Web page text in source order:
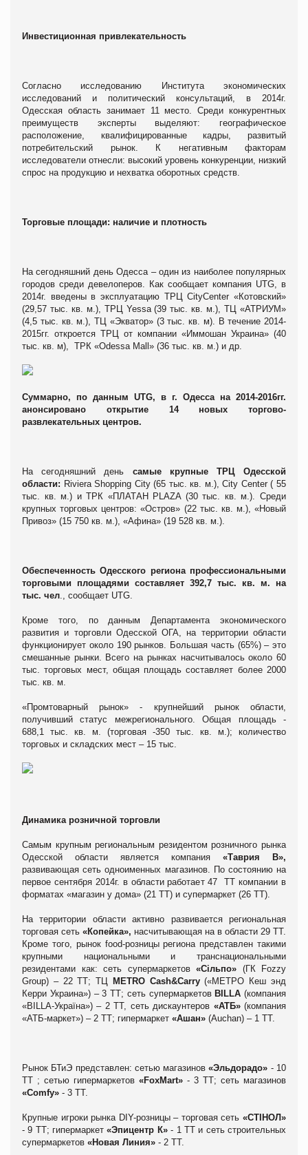
Инвестиционная привлекательность
Согласно исследованию Института экономических
исследований и политический консультаций, в 2014г.
Одесская область занимает 11 место. Среди конкурентных
преимуществ эксперты выделяют: географическое
расположение, квалифицированные кадры, развитый
потребительский рынок. К негативным факторам
исследователи отнесли: высокий уровень конкуренции, низкий
спрос на продукцию и нехватка оборотных средств.
Торговые площади: наличие и плотность
На сегодняшний день Одесса – один из наиболее популярных
городов среди девелоперов. Как сообщает компания UTG, в
2014г. введены в эксплуатацию ТРЦ CityCenter «Котовский»
(29,57 тыс. кв. м.), ТРЦ Yessa (39 тыс. кв. м.), ТЦ «АТРИУМ»
(4,5 тыс. кв. м.), ТЦ «Экватор» (3 тыс. кв. м). В течение 2014-
2015гг. откроется ТРЦ от компании «Иммошан Украина» (40
тыс. кв. м), ТРК «Odessa Mall» (36 тыс. кв. м.) и др.
Суммарно, по данным UTG, в г. Одесса на 2014-2016гг.
анонсировано открытие 14 новых торгово-
развлекательных центров.
На сегодняшний день самые крупные ТРЦ Одесской
области: Riviera Shopping City (65 тыс. кв. м.), City Center ( 55
тыс. кв. м.) и ТРК «ПЛАТАН PLAZA (30 тыс. кв. м.). Среди
крупных торговых центров: «Остров» (22 тыс. кв. м.), «Новый
Привоз» (15 750 кв. м.), «Афина» (19 528 кв. м.).
Обеспеченность Одесского региона профессиональными
торговыми площадями составляет 392,7 тыс. кв. м. на
тыс. чел ., сообщает UTG.
Кроме того, по данным Департамента экономического
развития и торговли Одесской ОГА, на территории области
функционирует около 190 рынков. Большая часть (65%) – это
смешанные рынки. Всего на рынках насчитывалось около 60
тыс. торговых мест, общая площадь составляет более 2000
тыс. кв. м.
«Промтоварный рынок» - крупнейший рынок области,
получивший статус межрегионального. Общая площадь -
688,1 тыс. кв. м. (торговая -350 тыс. кв. м.); количество
торговых и складских мест – 15 тыс.
Динамика розничной торговли
Самым крупным региональным резидентом розничного рынка
Одесской области является компания «Таврия В»,
развивающая сеть одноименных магазинов. По состоянию на
первое сентября 2014г. в области работает 47 ТТ компании в
форматах «магазин у дома» (21 ТТ) и супермаркет (26 ТТ).
На территории области активно развивается региональная
торговая сеть «Копейка», насчитывающая на в области 29 ТТ.
Кроме того, рынок food-розницы региона представлен такими
крупными национальными и транснациональными
резидентами как: сеть супермаркетов «Сільпо» (ГК Fozzy
Group) – 22 ТТ; ТЦ METRO Cash&Carry(«МЕТРО Кеш энд
Керри Украина») – 3 ТТ; сеть супермаркетовBILLA (компания
«BILLA-Україна») – 2 ТТ, сеть дискаунтеров «АТБ»(компания
«АТБ-маркет») – 2 ТТ; гипермаркет «Ашан» (Auchan) – 1 ТТ.
Рынок БТиЭ представлен: сетью магазинов«Эльдорадо» - 10
ТТ ; сетью гипермаркетов «FoxMart» - 3 ТТ; сеть магазинов
«Comfy» - 3 ТТ.
Крупные игроки рынка DIY-розницы – торговая сеть «СТІНОЛ»
- 9 ТТ; гипермаркет«Эпицентр К»- 1 ТТ и сеть строительных
супермаркетов «Новая Линия» - 2 ТТ.